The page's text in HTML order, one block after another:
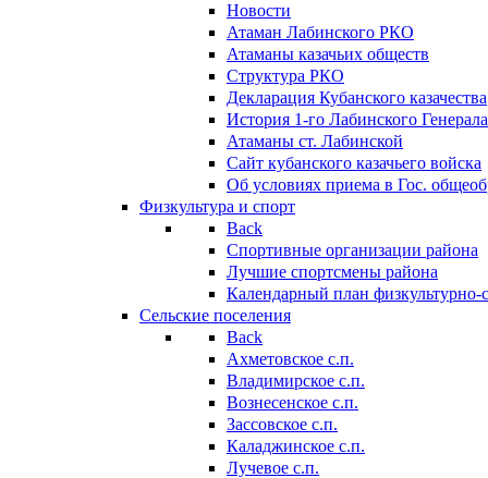
Новости
Атаман Лабинского РКО
Атаманы казачьих обществ
Структура РКО
Декларация Кубанского казачества
История 1-го Лабинского
Атаманы ст. Лабинской
Cайт кубанского казачьего войска
Об условиях приема в Гос.
Физкультура и спорт
Back
Спортивные организации района
Лучшие спортсмены района
Календарный план
Сельские поселения
Back
Ахметовское с.п.
Владимирское с.п.
Вознесенское с.п.
Зассовское с.п.
Каладжинское с.п.
Лучевое с.п.